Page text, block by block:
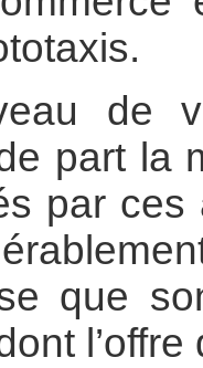
de
part la
par ces
que